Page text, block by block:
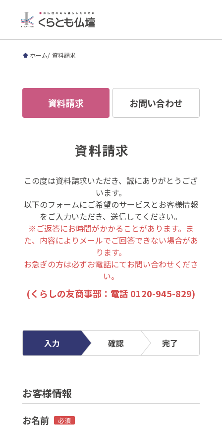
ホーム 資料請求
資料請求 お問い合わせ
資料請求
この度は資料請求いただき、誠にありがとうござ
います。
以下のフォームにご希望のサービスとお客様情報
をご入力いただき、送信してください。
※ご返答にお時間がかかることがあります。ま
た、内容によりメールでご回答できない場合があ
ります。
お急ぎの方は必ずお電話にてお問い合わせくださ
い。
(くらしの友商事部：電話 0120-945-829)
入力 確認 完了
お客様情報
お名前 必須